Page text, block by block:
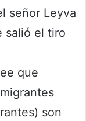
señor Leyva
salió el tiro
que
son